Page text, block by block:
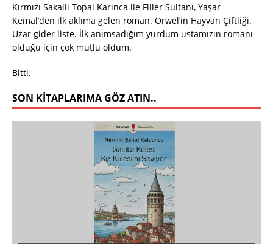
Kırmızı Sakallı Topal Karınca ile Filler Sultanı, Yaşar
Kemal’den ilk aklıma gelen roman. Orwel’in Hayvan Çiftliği.
Uzar gider liste. İlk anımsadığım yurdum ustamızın romanı
olduğu için çok mutlu oldum.
Bitti.
SON KITAPLARIMA GÖZ ATIN..